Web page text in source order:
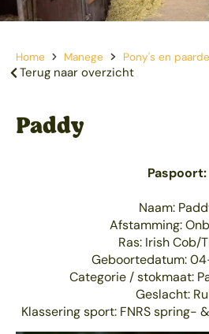
Home Manege Pony's en
Terug naar overzicht
Paddy
Paspoort:
Naam:
Afstamming:
Ras: Irish Cob/
Geboortedatum:
Categorie / stokmaat:
Geslacht:
Klassering sport: FNRS spring-